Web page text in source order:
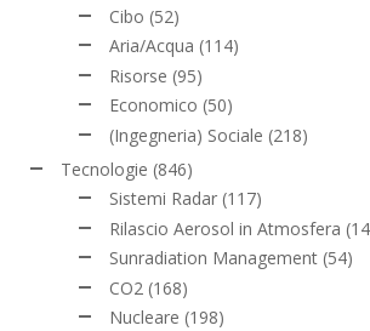
Cibo (52)
Aria/Acqua (114)
Risorse (95)
Economico (50)
(Ingegneria) Sociale (218)
Tecnologie (846)
Sistemi Radar (117)
Rilascio Aerosol in Atmosfera
Sunradiation Management (54)
CO2 (168)
Nucleare (198)